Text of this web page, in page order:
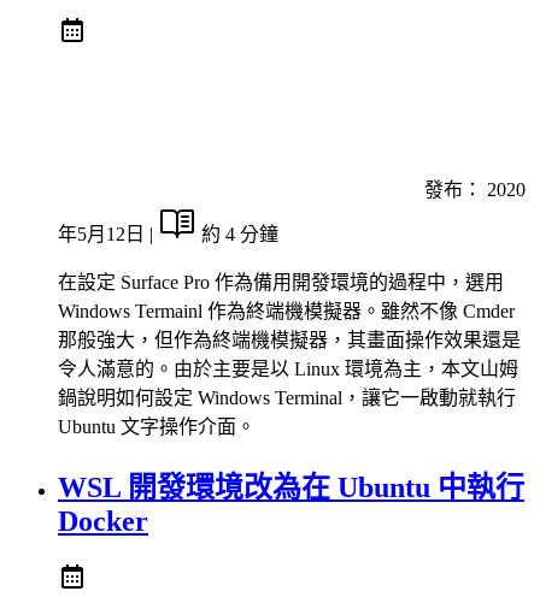
發布： 2020
年5月12日 | 約 4 分鐘
在設定 Surface Pro 作為備用開發環境的過程中，選用
Windows Termainl 作為終端機模擬器。雖然不像 Cmder
那般強大，但作為終端機模擬器，其畫面操作效果還是
令人滿意的。由於主要是以 Linux 環境為主，本文山姆
鍋說明如何設定 Windows Terminal，讓它一啟動就執行
Ubuntu 文字操作介面。
WSL 開發環境改為在 Ubuntu 中執行
Docker